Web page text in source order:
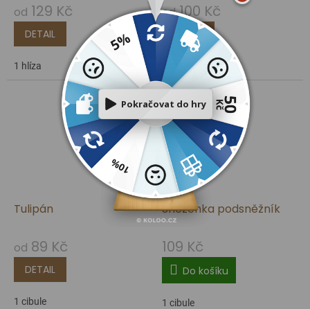
od 129 Kč
DETAIL
1 hlíza
od100 Kč
DETAIL
Dárkový voucher
Tulipán
od 89 Kč
DETAIL
1 cibule
Sněženka podsněžník
109 Kč
Do košíku
1 cibule